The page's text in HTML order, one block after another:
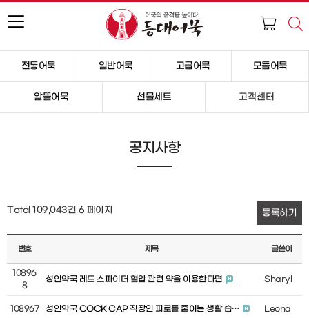
전통어묵 일반어묵 고급어묵 모듬어묵
알뜰어묵 선물세트 고객센터
공지사항
Total 109,043건 6 페이지 등록하기
번호 제목 글쓴이
10896
8
성인약국 레드 스파이더 혈압 관련 약을 이용한다면 Sharyl
108967 성인약국 COCK CAP 직장인 피로를 줄이는 생활 습… Leona